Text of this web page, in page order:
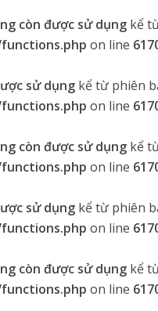
còn được sử dụng kể
on line
sử dụng kể từ phiên
on line
còn được sử dụng kể
on line
sử dụng kể từ phiên
on line
còn được sử dụng kể
on line